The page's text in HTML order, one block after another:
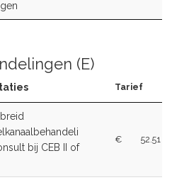
(E)
Tarief
bij CEB II of
€ 52.51